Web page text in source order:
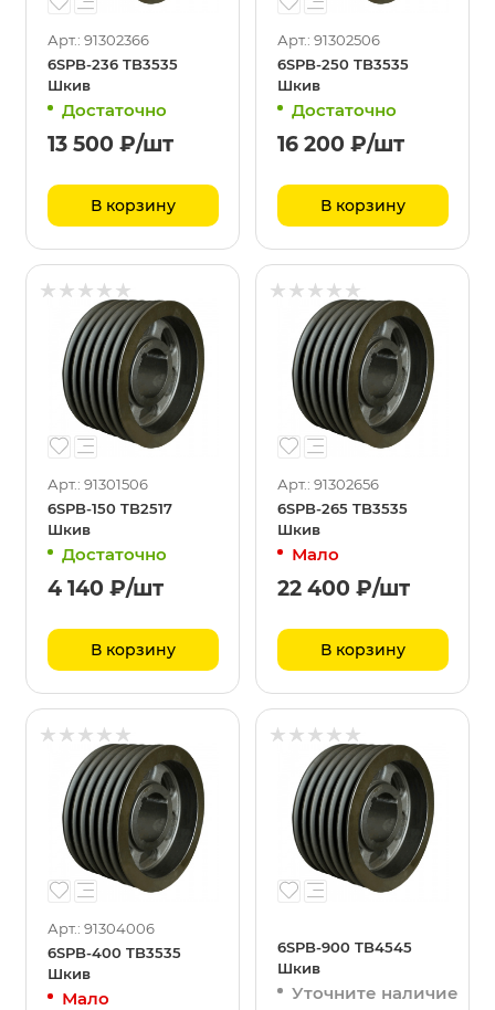
Арт.: 91302366
6SPB-236 TB3535
Шкив
Достаточно
13 500 ₽/шт
В корзину
Арт.: 91302506
6SPB-250 TB3535
Шкив
Достаточно
16 200 ₽/шт
В корзину
Арт.: 91301506
6SPB-150 TB2517
Шкив
Достаточно
4 140 ₽/шт
В корзину
Арт.: 91302656
6SPB-265 TB3535
Шкив
Мало
22 400 ₽/шт
В корзину
Арт.: 91304006
6SPB-400 TB3535
Шкив
Мало
6SPB-900 TB4545
Шкив
Уточните наличие